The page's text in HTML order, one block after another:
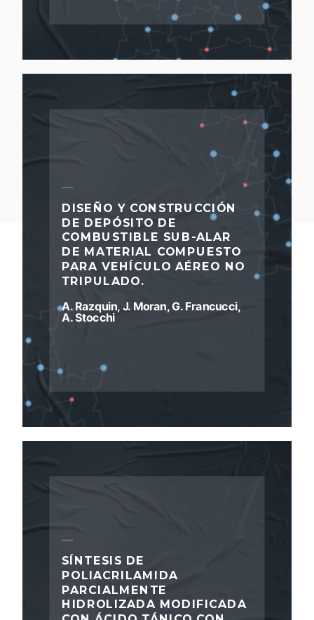
DISEÑO Y CONSTRUCCIÓN
DE DEPÓSITO DE
COMBUSTIBLE SUB-ALAR
DE MATERIAL COMPUESTO
PARA VEHÍCULO AÉREO NO
TRIPULADO.
A. Razquin, J. Moran, G. Francucci,
A. Stocchi
SÍNTESIS DE
POLIACRILAMIDA
PARCIALMENTE
HIDROLIZADA MODIFICADA